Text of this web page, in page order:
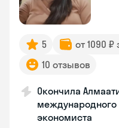
5 от 1090 ₽
10 отзывов
Окончила
экономиста